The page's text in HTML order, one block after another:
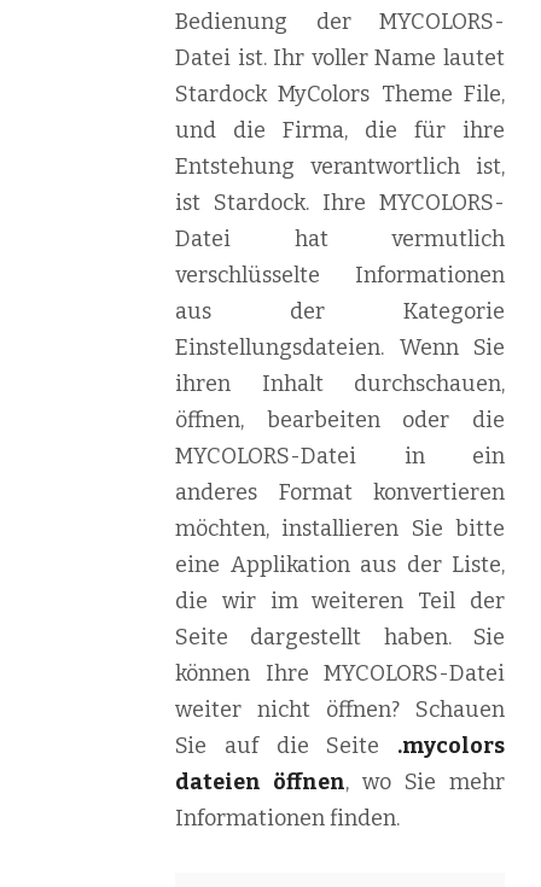
Bedienung der MYCOLORS-
Datei ist. Ihr voller Name lautet
Stardock MyColors Theme File,
und die Firma, die für ihre
Entstehung verantwortlich ist,
ist Stardock. Ihre MYCOLORS-
Datei hat vermutlich
verschlüsselte Informationen
aus der Kategorie
Einstellungsdateien. Wenn Sie
ihren Inhalt durchschauen,
öffnen, bearbeiten oder die
MYCOLORS-Datei in ein
anderes Format konvertieren
möchten, installieren Sie bitte
eine Applikation aus der Liste,
die wir im weiteren Teil der
Seite dargestellt haben. Sie
können Ihre MYCOLORS-Datei
weiter nicht öffnen? Schauen
Sie auf die Seite .mycolors
dateien öffnen, wo Sie mehr
Informationen finden.